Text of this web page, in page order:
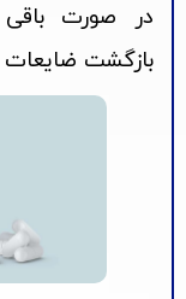
در صورت
بازگشت ضایعات